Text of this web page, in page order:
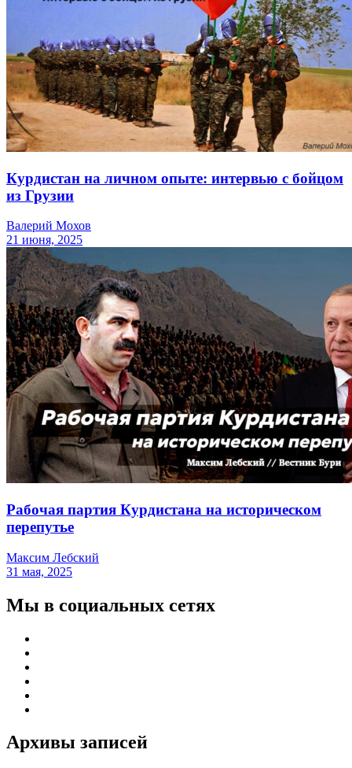
Курдистан на личном опыте: интервью с бойцом
из Грузии
Валерий Мохов
21 июня, 2025
Рабочая партия Курдистана на историческом
перепутье
Максим Лебский
31 мая, 2025
Мы в социальных сетях
Архивы записей